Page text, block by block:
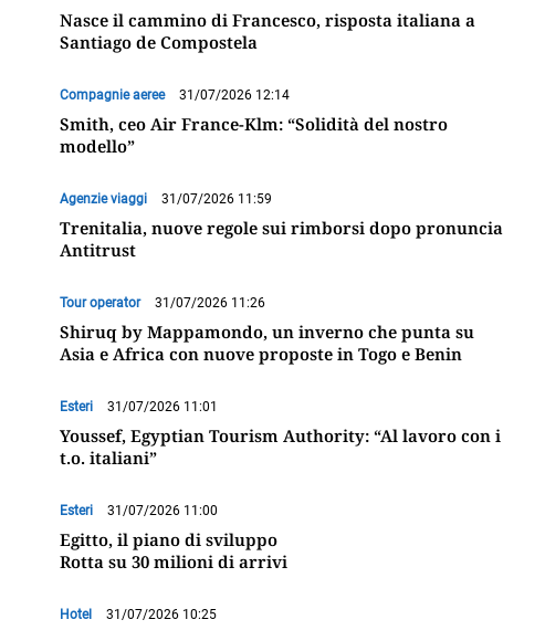
Nasce il cammino di Francesco, risposta italiana a
Santiago de Compostela
Compagnie aeree 31/07/2026 12:14
Smith, ceo Air France-Klm: “Solidità del nostro
modello”
Agenzie viaggi 31/07/2026 11:59
Trenitalia, nuove regole sui rimborsi dopo pronuncia
Antitrust
Tour operator 31/07/2026 11:26
Shiruq by Mappamondo, un inverno che punta su
Asia e Africa con nuove proposte in Togo e Benin
Esteri 31/07/2026 11:01
Youssef, Egyptian Tourism Authority: “Al lavoro con i
t.o. italiani”
Esteri 31/07/2026 11:00
Egitto, il piano di sviluppo
Rotta su 30 milioni di arrivi
Hotel 31/07/2026 10:25